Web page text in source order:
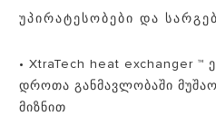
ᲣᲞᲘᲠᲐᲢᲔᲡᲝᲑᲔᲑᲘ ᲓᲐ
• XtraTech heat exchanger ™
დროთა განმავლობაში
მიზნით